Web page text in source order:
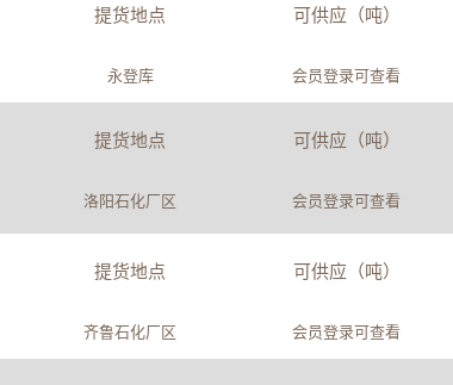
提货地点 可供应（吨）
永登库 会员登录可查看
提货地点 可供应（吨）
洛阳石化厂区 会员登录可查看
提货地点 可供应（吨）
齐鲁石化厂区 会员登录可查看